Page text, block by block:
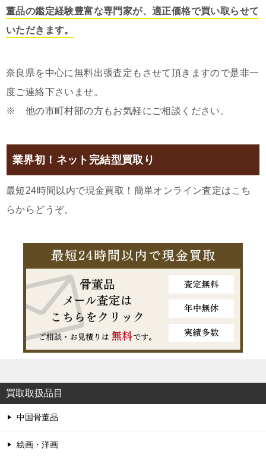
董品の鑑定経験豊富な専門家が、適正価格で買い取らせて
いただきます。
奈良県を中心に無料出張査定もさせて頂きますので是非一
度ご連絡下さいませ。
※ 他の市町村部の方もお気軽にご相談ください。
業界初！ネット完結型買取り
最短24時間以内で現金買取！簡単オンライン査定はこち
らからどうぞ。
買取取扱品目
中国骨董品
絵画・洋画